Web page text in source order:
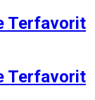
Terfavorit
Terfavorit